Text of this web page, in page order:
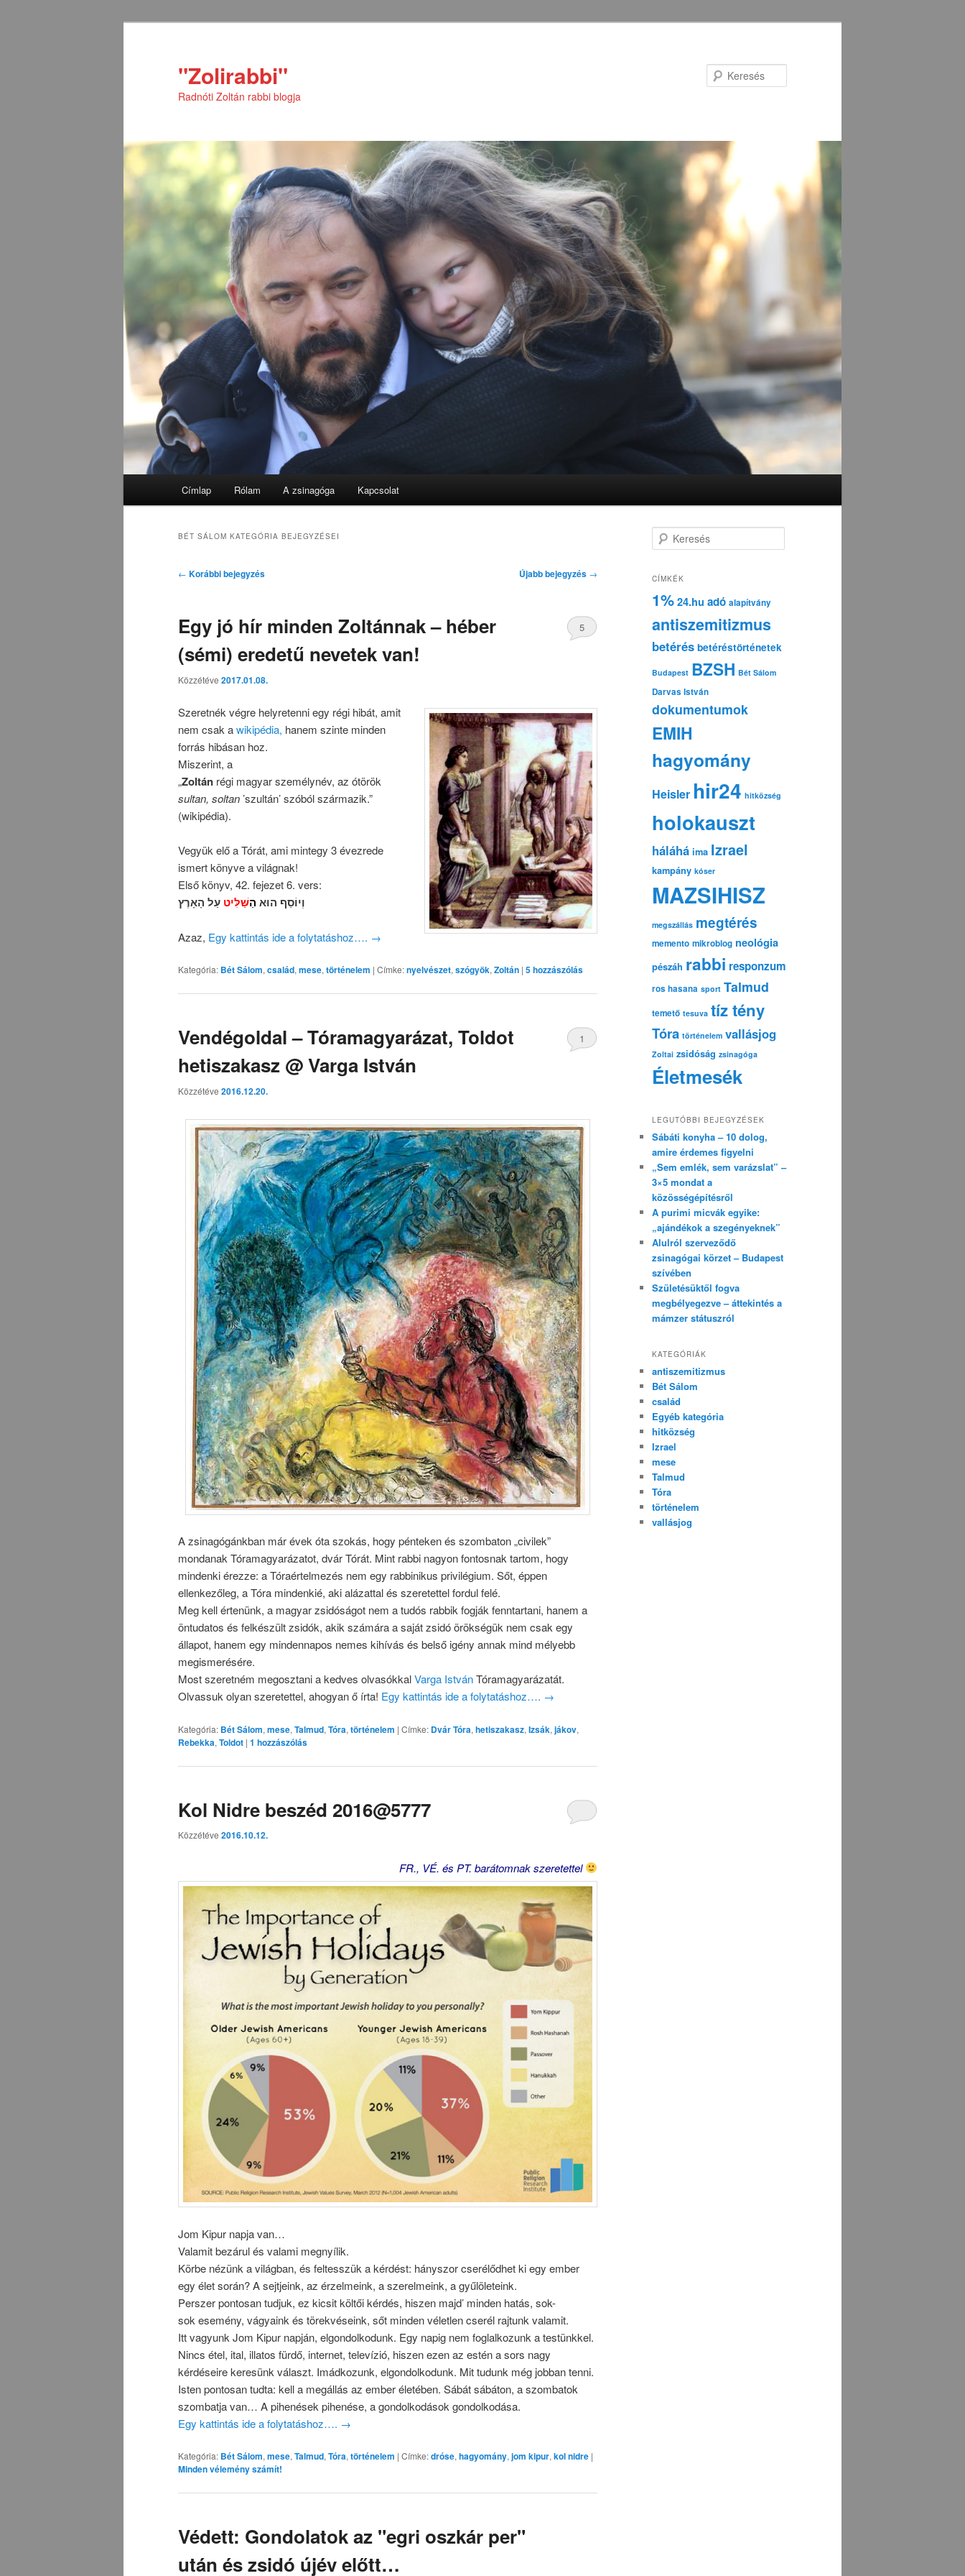
"Zolirabbi"
Radnóti Zoltán rabbi blogja
Címlap Rólam A zsinagóga Kapcsolat
BÉT SÁLOM KATEGÓRIA BEJEGYZÉSEI
Bejegyzés
← Korábbi bejegyzés Újabb bejegyzés →
Egy jó hír minden Zoltánnak – héber
(sémi) eredetű nevetek van!
Közzétéve 2017.01.08.
5
Szeretnék végre helyretenni egy régi hibát, amit
nem csak awikipédia, hanem szinte minden
forrás hibásan hoz.
Miszerint, a
„Zoltán régi magyar személynév, az ótörök
sultan, soltan ’szultán’ szóból származik.”
(wikipédia).
Vegyük elő a Tórát, ami mintegy 3 évezrede
ismert könyve a világnak!
Első könyv, 42. fejezet 6. vers:
וְיוֹסֵף הוּא הַשַּׁלִּיט עַל הָאָרֶץ
Azaz, Egy kattintás ide a folytatáshoz…. →
Kategória: Bét Sálom, család, mese, történelem | Címke:nyelvészet, szógyök, Zoltán | 5hozzászólás
Vendégoldal – Tóramagyarázat, Toldot
hetiszakasz @ Varga István
Közzétéve 2016.12.20.
1
A zsinagógánkban már évek óta szokás, hogy pénteken és szombaton „civilek”
mondanak Tóramagyarázatot, dvár Tórát. Mint rabbi nagyon fontosnak tartom, hogy
mindenki érezze: a Tóraértelmezés nem egy rabbinikus privilégium. Sőt, éppen
ellenkezőleg, a Tóra mindenkié, aki alázattal és szeretettel fordul felé.
Meg kell értenünk, a magyar zsidóságot nem a tudós rabbik fogják fenntartani, hanem a
öntudatos és felkészült zsidók, akik számára a saját zsidó örökségük nem csak egy
állapot, hanem egy mindennapos nemes kihívás és belső igény annak mind mélyebb
megismerésére.
Most szeretném megosztani a kedves olvasókkalVarga IstvánTóramagyarázatát.
Olvassuk olyan szeretettel, ahogyan ő írta! Egy kattintás ide a folytatáshoz…. →
Kategória: Bét Sálom, mese, Talmud, Tóra, történelem | Címke: Dvár Tóra, hetiszakasz, Izsák, jákov,
Rebekka, Toldot | 1 hozzászólás
Kol Nidre beszéd 2016@5777
Közzétéve 2016.10.12.
FR., VÉ. és PT. barátomnak szeretettel
Jom Kipur napja van…
Valamit bezárul és valami megnyílik.
Körbe nézünk a világban, és feltesszük a kérdést: hányszor cserélődhet ki egy ember
egy élet során? A sejtjeink, az érzelmeink, a szerelmeink, a gyűlöleteink.
Perszer pontosan tudjuk, ez kicsit költői kérdés, hiszen majd’ minden hatás, sok-
sok esemény, vágyaink és törekvéseink, sőt minden véletlen cserél rajtunk valamit.
Itt vagyunk Jom Kipur napján, elgondolkodunk. Egy napig nem foglalkozunk a testünkkel.
Nincs étel, ital, illatos fürdő, internet, televízió, hiszen ezen az estén a sors nagy
kérdéseire keresünk választ. Imádkozunk, elgondolkodunk. Mit tudunk még jobban tenni.
Isten pontosan tudta: kell a megállás az ember életében. Sábát sábáton, a szombatok
szombatja van… A pihenések pihenése, a gondolkodások gondolkodása.
Egy kattintás ide a folytatáshoz…. →
Kategória: Bét Sálom, mese, Talmud, Tóra, történelem | Címke:dróse, hagyomány, jom kipur, kol nidre |
Minden vélemény számít!
Védett: Gondolatok az "egri oszkár per"
után és zsidó újév előtt…
e
e
é
CÍMKÉK
1% 24.hu adó alapítvány
antiszemitizmus
betérés betéréstörténetek
Budapest BZSH Bét Sálom
Darvas István
dokumentumok
EMIH
hagyomány
Heisler hir24 hitközség
holokauszt
háláhá ima Izrael
kampány kóser
MAZSIHISZ
megszállás megtérés
memento mikroblog neológia
pészáh rabbi responzum
ros hasana sport Talmud
temető tesuva tíz tény
Tóra történelem vallásjog
Zoltai zsidóság zsinagóga
Életmesék
LEGUTÓBBI BEJEGYZÉSEK
Sábáti konyha – 10 dolog,
amire érdemes figyelni
„Sem emlék, sem varázslat” –
3×5 mondat a
közösségépítésről
A purimi micvák egyike:
„ajándékok a szegényeknek”
Alulról szerveződő
zsinagógai körzet – Budapest
szívében
Születésüktől fogva
megbélyegezve – áttekintés a
mámzer státuszról
KATEGÓRIÁK
antiszemitizmus
Bét Sálom
család
Egyéb kategória
hitközség
Izrael
mese
Talmud
Tóra
történelem
vallásjog